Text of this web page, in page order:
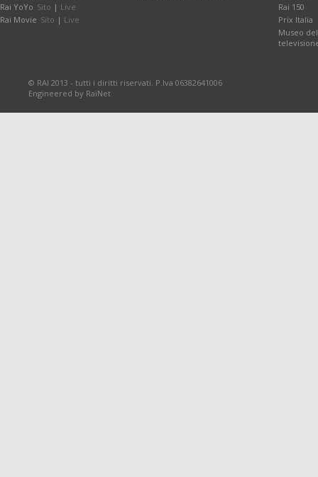
Rai YoYo Sito | Live
Rai Movie Sito | Live
Rai 150
Prix Italia
Museo
© RAI 2013 - tutti i diritti riservati. P.Iva 06382641006
Engineered by RaiNet